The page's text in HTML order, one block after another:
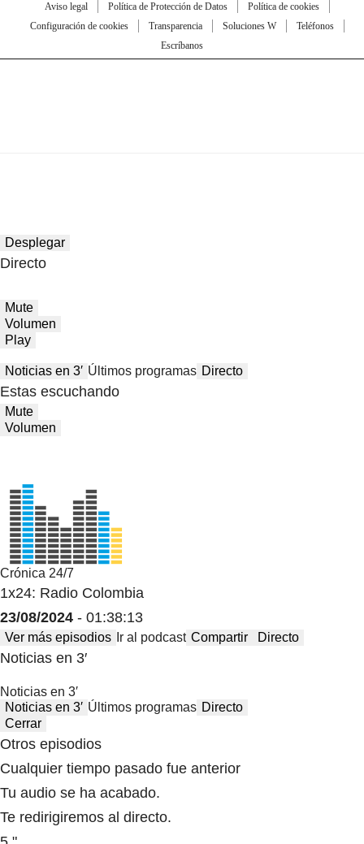
Aviso legal Política de Protección de Datos
Política de cookies
Configuración de cookies
Transparencia Soluciones W
Teléfonos
Escríbanos
Desplegar
Directo
Mute
Volumen
Play
Noticias en 3′ Últimos programas Directo
Estas escuchando
Mute
Volumen
Crónica 24/7
1x24: Radio Colombia
23/08/2024 - 01:38:13
Ver más episodios Ir al podcast Compartir Directo
Noticias en 3′
Noticias en 3′
Noticias en 3′ Últimos programas Directo
Cerrar
Otros episodios
Cualquier tiempo pasado fue anterior
Tu audio se ha acabado.
Te redirigiremos al directo.